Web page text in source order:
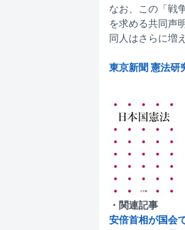
なお、この「戦
を求める共同声
同人はさらに増
東京新聞 憲法研
・関連記事
安倍首相が国会